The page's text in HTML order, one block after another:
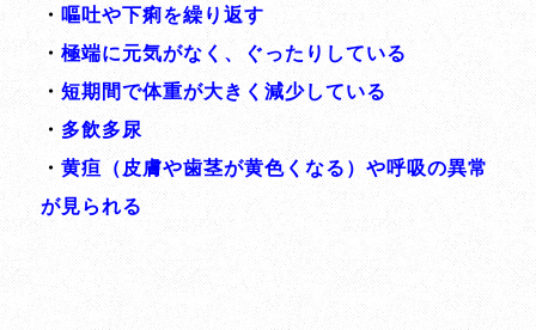
・ 嘔吐や下痢を繰り返す
・ 極端に元気がなく、ぐったりしている
・ 短期間で体重が大きく減少している
・ 多飲多尿
・ 黄疸（皮膚や歯茎が黄色くなる）や呼吸の異常
が見られる